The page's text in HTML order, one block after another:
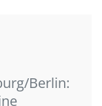
Berlin: